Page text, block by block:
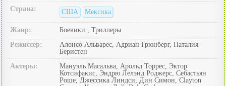
Страна:
США Мексика
Жанр:
Боевики , Триллеры
Режиссер:
Алонсо Альварес, Адриан Грюнберг, Наталия
Беристен
Актеры:
Мануэль Масальва, Арольд Торрес, Эктор
Котсифакис, Эндрю Лелэнд Роджерс, Себастьян
Роше, Джессика Линдси, Дин Симон, Clayton